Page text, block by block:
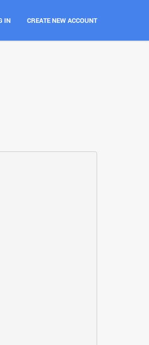
IN CREATE NEW ACCOUNT